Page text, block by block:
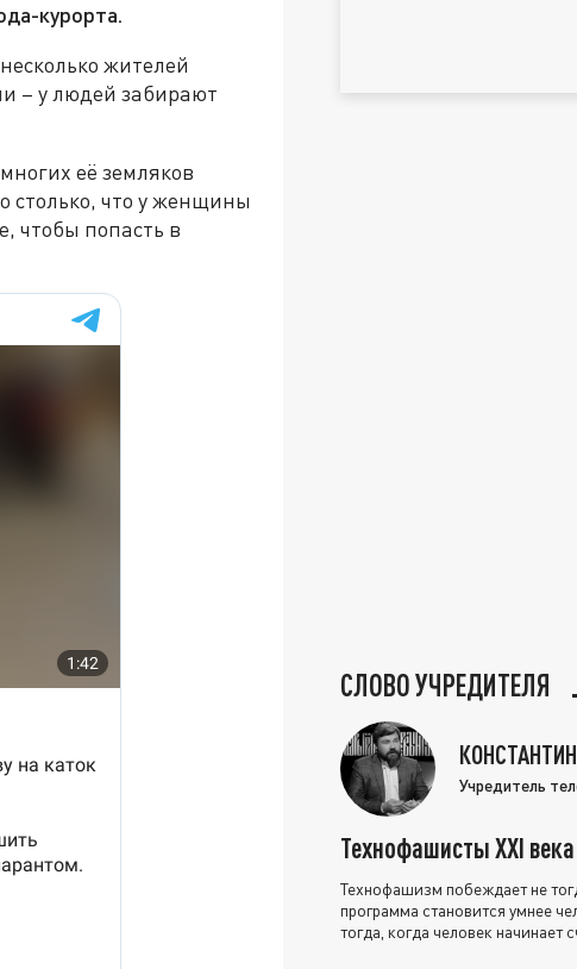
курорта.
жителей
– у людей забирают
её земляков
столько, что у женщины
чтобы попасть в
СЛОВО УЧРЕДИТЕЛЯ
Учредитель
Технофашисты XXI века
Технофашизм побеждает не
программа становится умнее
тогда, когда человек начинает